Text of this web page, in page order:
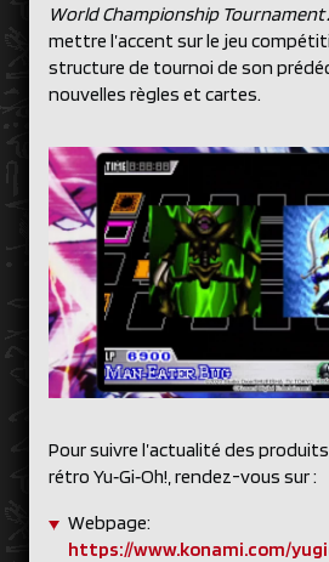
World Championship Tournament
mettre l’accent sur le jeu
structure de tournoi de son
nouvelles règles et cartes.
Pour suivre l’actualité des
rétro Yu‑Gi‑Oh!, rendez-vous sur :
Webpage:
https://www.konami.com/